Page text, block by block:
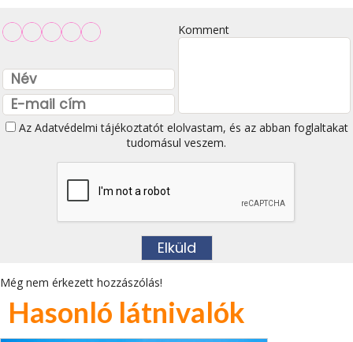
Komment
Az Adatvédelmi tájékoztatótelolvastam, és az abban foglaltakat
tudomásul veszem.
Még nem érkezett hozzászólás!
Hasonló látnivalók